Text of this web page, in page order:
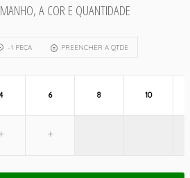
A COR E QUANTIDADE
-1 PEÇA PREENCHER A QTDE
6 8 10